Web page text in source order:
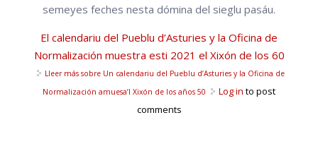
semeyes feches nesta dómina del sieglu pasáu.
El calendariu del Pueblu d’Asturies y la Oficina de
Normalización muestra esti 2021 el Xixón de los 60
Lleer mássobre Un calendariu del Pueblu d’Asturies y la Oficina de
Normalización amuesa’l Xixón de los años 50
Log in to post
comments